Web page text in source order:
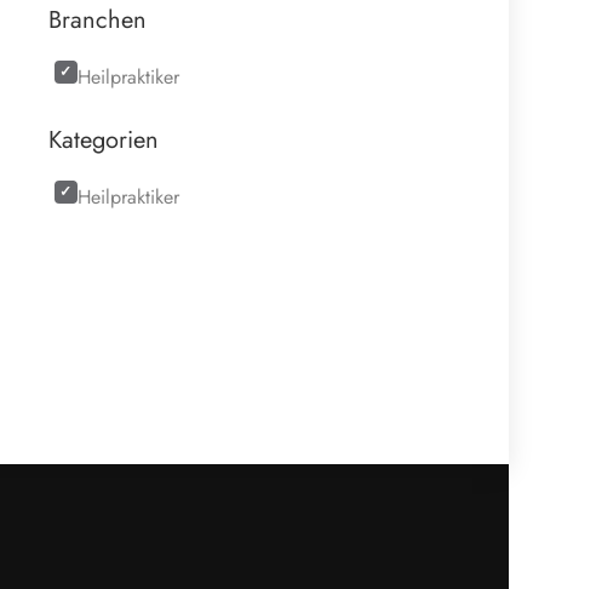
Branchen
Heilpraktiker
Kategorien
Heilpraktiker